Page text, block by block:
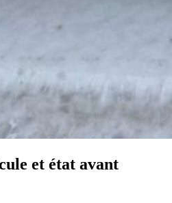
et état avant